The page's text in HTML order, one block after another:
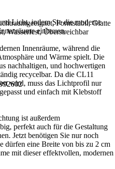
Formstabil, Glatte
Wasserfest, Überstreichbar
Licht, indem Sie die moderne
einbauen.
Innenräume, während die
und Wärme spielt. Die
nachhaltigen, und hochwertigen
recycelbar. Da die CL11
wird, muss das Lichtprofil nur
und einfach mit Klebstoff
ist außerdem
perfekt auch für die Gestaltung
Jetzt benötigen Sie nur noch
dürfen eine Breite von bis zu 2 cm
mit dieser effektvollen, modernen